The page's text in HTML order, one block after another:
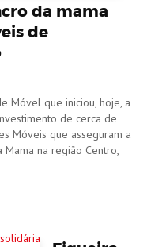
da mama
de
Móvel que iniciou, hoje, a
de cerca de
Móveis que asseguram a
na região Centro,